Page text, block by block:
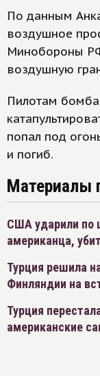
По данным
воздушное
Минобороны
воздушную
Пилотам
попал под
и погиб.
Материалы
США ударили по
американца,
Турция решила
Финляндии на
Турция
американские